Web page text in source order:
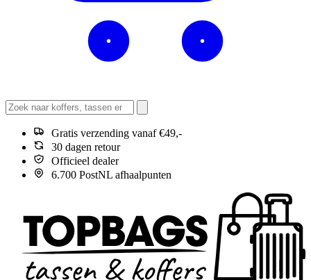
Gratis verzending vanaf €49,-
30 dagen retour
Officieel dealer
6.700 PostNL afhaalpunten